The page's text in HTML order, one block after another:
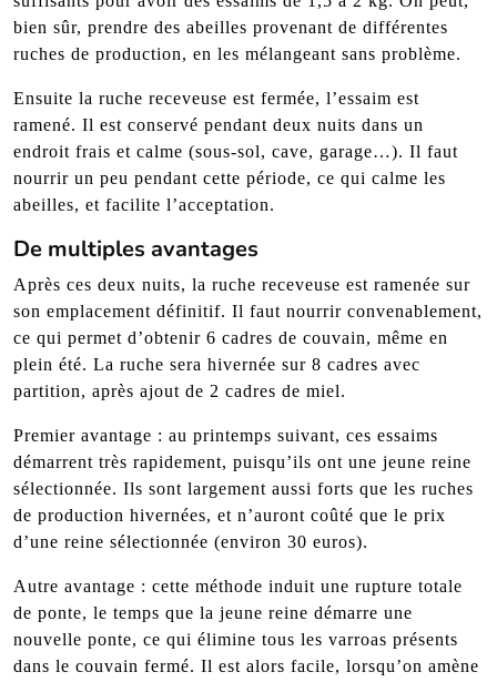
bien sûr, prendre des abeilles provenant de différentes
ruches de production, en les mélangeant sans problème.
Ensuite la ruche receveuse est fermée, l’essaim est
ramené. Il est conservé pendant deux nuits dans un
endroit frais et calme (sous-sol, cave, garage…). Il faut
nourrir un peu pendant cette période, ce qui calme les
abeilles, et facilite l’acceptation.
De multiples avantages
Après ces deux nuits, la ruche receveuse est ramenée sur
son emplacement définitif. Il faut nourrir convenablement,
ce qui permet d’obtenir 6 cadres de couvain, même en
plein été. La ruche sera hivernée sur 8 cadres avec
partition, après ajout de 2 cadres de miel.
Premier avantage : au printemps suivant, ces essaims
démarrent très rapidement, puisqu’ils ont une jeune reine
sélectionnée. Ils sont largement aussi forts que les ruches
de production hivernées, et n’auront coûté que le prix
d’une reine sélectionnée (environ 30 euros).
Autre avantage : cette méthode induit une rupture totale
de ponte, le temps que la jeune reine démarre une
nouvelle ponte, ce qui élimine tous les varroas présents
dans le couvain fermé. Il est alors facile, lorsqu’on amène